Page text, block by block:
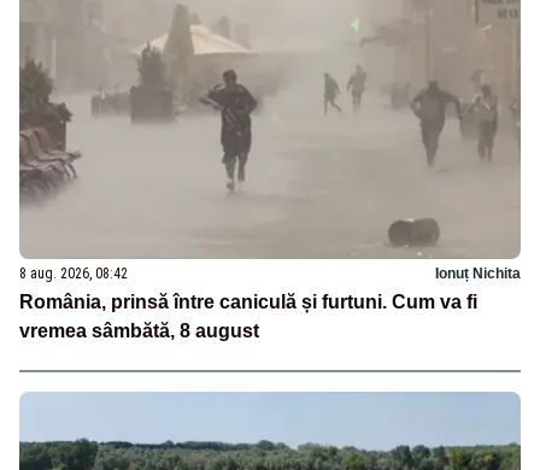
8 aug. 2026, 08:42 Ionuț Nichita
România, prinsă între caniculă și furtuni. Cum va fi
vremea sâmbătă, 8 august